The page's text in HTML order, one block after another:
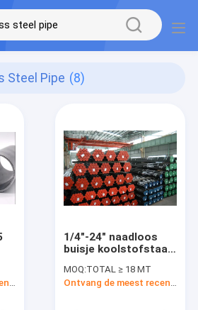
Steel Pipe (8)
Ontvang de meest recente Prijs
1/4"-24" naadloos
buisje koolstofstaal
MOQ:TOTAL ≥ 18 MT
Ontvang de meest recente Prijs